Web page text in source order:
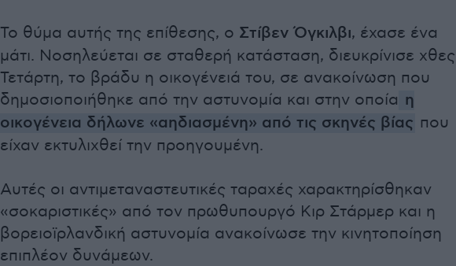
Το θύμα αυτής της επίθεσης, ο Στίβεν Όγκιλβι, έχασε ένα
μάτι. Νοσηλεύεται σε σταθερή κατάσταση, διευκρίνισε
Τετάρτη, το βράδυ η οικογένειά του, σε ανακοίνωση που
δημοσιοποιήθηκε από την αστυνομία και στην οποία η
οικογένεια δήλωνε «αηδιασμένη» από τις σκηνές βίας που
είχαν εκτυλιχθεί την προηγουμένη.
Αυτές οι αντιμεταναστευτικές ταραχές χαρακτηρίσθηκαν
«σοκαριστικές» από τον πρωθυπουργό Κιρ Στάρμερ και η
βορειοϊρλανδική αστυνομία ανακοίνωσε την κινητοποίηση
επιπλέον δυνάμεων.